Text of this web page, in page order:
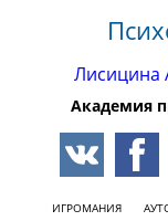
Лисицина
Академия
ИГРОМАНИЯ